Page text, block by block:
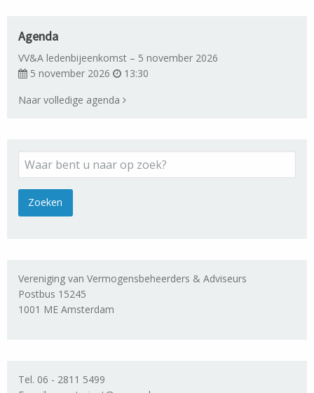
Agenda
VV&A ledenbijeenkomst – 5 november 2026
5 november 2026
13:30
Naar volledige agenda
Vereniging van Vermogensbeheerders & Adviseurs
Postbus 15245
1001 ME Amsterdam
Tel. 06 - 2811 5499